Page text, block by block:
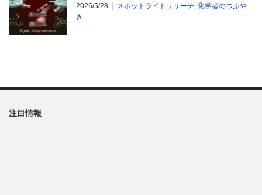
2026/5/28 スポットライトリサーチ, 化学者のつぶや
き
注目情報